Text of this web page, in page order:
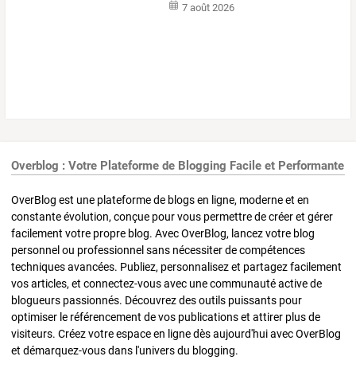
7 août 2026
Overblog : Votre Plateforme de Blogging Facile et Performante
OverBlog est une plateforme de blogs en ligne, moderne et en
constante évolution, conçue pour vous permettre de créer et gérer
facilement votre propre blog. Avec OverBlog, lancez votre blog
personnel ou professionnel sans nécessiter de compétences
techniques avancées. Publiez, personnalisez et partagez facilement
vos articles, et connectez-vous avec une communauté active de
blogueurs passionnés. Découvrez des outils puissants pour
optimiser le référencement de vos publications et attirer plus de
visiteurs. Créez votre espace en ligne dès aujourd'hui avec OverBlog
et démarquez-vous dans l'univers du blogging.